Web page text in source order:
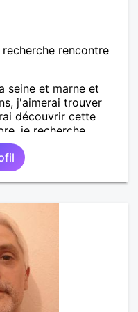
rencontre
seine et marne et
j'aimerai trouver
découvrir cette
je recherche
une bonne
me ravirait.. alors
en dit, je vous dis à